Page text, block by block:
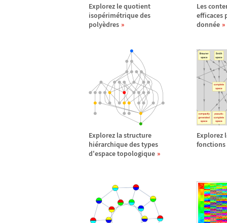
Explorez le quotient
isopérimétrique des
polyèdres
Les
efficaces
donnée
Explorez la structure
hiérarchique des types
d'espace topologique
Explorez
fonctions